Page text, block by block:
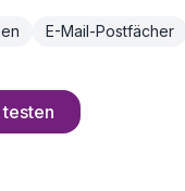
E-Mail-Postfächer